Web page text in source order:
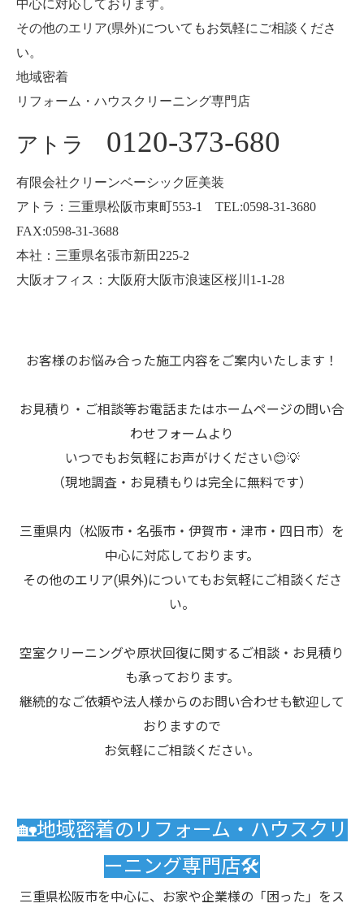
中心に対応しております。
その他のエリア(県外)についてもお気軽にご相談くださ
い。
地域密着
リフォーム・ハウスクリーニング専門店
アトラ 0120-373-680
有限会社クリーンベーシック匠美装
アトラ：三重県松阪市東町553-1 TEL:0598-31-3680
FAX:0598-31-3688
本社：三重県名張市新田225-2
大阪オフィス：大阪府大阪市浪速区桜川1-1-28
お客様のお悩み合った施工内容をご案内いたします！
お見積り・ご相談等お電話またはホームページの問い合
わせフォームより
いつでもお気軽にお声がけください😊💡
（現地調査・お見積もりは完全に無料です）
三重県内（松阪市・名張市・伊賀市・津市・四日市）を
中心に対応しております。
その他のエリア(県外)についてもお気軽にご相談くださ
い。
空室クリーニングや原状回復に関するご相談・お見積り
も承っております。
継続的なご依頼や法人様からのお問い合わせも歓迎して
おりますので
お気軽にご相談ください。
🏡地域密着のリフォーム・ハウスクリ
ーニング専門店🛠️
三重県松阪市を中心に、お家や企業様の「困った」をス